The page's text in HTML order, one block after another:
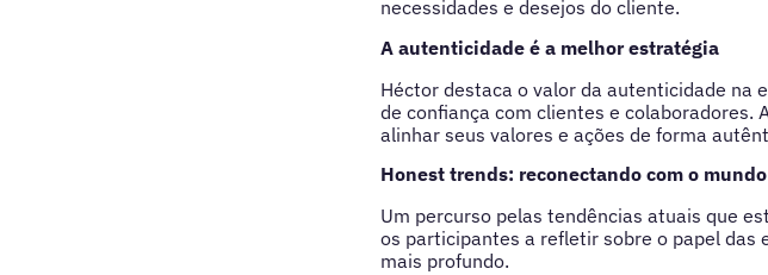
necessidades e desejos do cliente.
A autenticidade é a melhor estratégia
Héctor destaca o valor da autenticidade na
de confiança com clientes e colaboradores.
alinhar seus valores e ações de forma
Honest trends: reconectando com o mundo
Um percurso pelas tendências atuais que
os participantes a refletir sobre o papel das
mais profundo.